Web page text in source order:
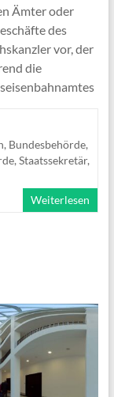
Ämter oder
des
vor, der
die
, Bundesbehörde,
, Staatssekretär,
Weiterlesen